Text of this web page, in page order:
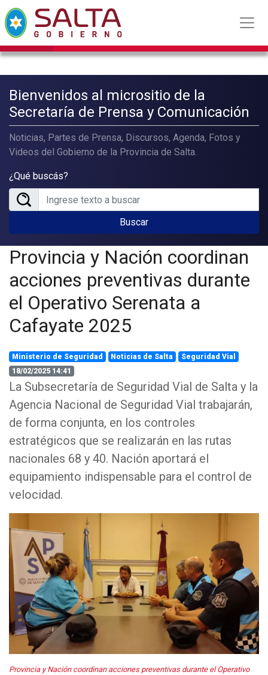
Bienvenidos al micrositio de la
Secretaría de Prensa y Comunicación
Noticias, Partes de Prensa, Discursos, Agenda, Fotos y
Videos del Gobierno de la Provincia de Salta.
¿Qué buscás?
Buscar
Provincia y Nación coordinan
acciones preventivas durante
el Operativo Serenata a
Cafayate 2025
Ministerio de Seguridad Noticias de Salta
Seguridad Vial
18/02/2025 14:41
La Subsecretaría de Seguridad Vial de Salta y la
Agencia Nacional de Seguridad Vial trabajarán,
de forma conjunta, en los controles
estratégicos que se realizarán en las rutas
nacionales 68 y 40. Nación aportará el
equipamiento indispensable para el control de
velocidad.
Provincia y Nación coordinan acciones preventivas durante el Operativo